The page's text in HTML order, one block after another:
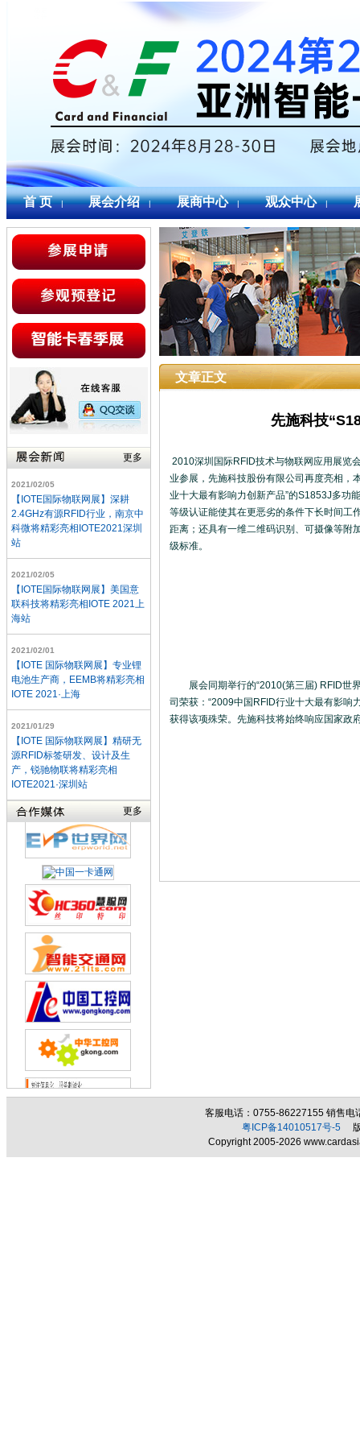
首 页 | 展会介绍 | 展商中心 | 观众中心 |
更多
2021/02/05
【IOTE国际物联网展】深耕
2.4GHz有源RFID行业，南京中
科微将精彩亮相IOTE2021深圳
站
2021/02/05
【IOTE国际物联网展】美国意
联科技将精彩亮相IOTE 2021上
海站
2021/02/01
【IOTE 国际物联网展】专业锂
电池生产商，EEMB将精彩亮相
IOTE 2021·上海
2021/01/29
【IOTE 国际物联网展】精研无
源RFID标签研发、设计及生
产，锐驰物联将精彩亮相
IOTE2021·深圳站
更多
文章正文
先施科技
2010深圳国际RFID技术与物联网应用展览
业参展，先施科技股份有限公司再度亮相，
业十大最有影响力创新产品”的S1853J多功
等级认证能使其在更恶劣的条件下长时间工
距离；还具有一维二维码识别、可摄像等附
级标准。
展会同期举行的“2010(第三届) RFID世界
司荣获：“2009中国RFID行业十大最有影响
获得该项殊荣。先施科技将始终响应国家政
客服电话：0755-86227155 销售
粤ICP备14010517号-5 版
Copyright 2005-2026